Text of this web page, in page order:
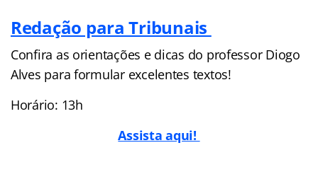
Redação para Tribunais
Confira as orientações e dicas do professor Diogo
Alves para formular excelentes textos!
Horário: 13h
Assista aqui!